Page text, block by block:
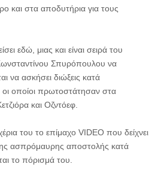
και στα αποδυτήρια για τους
εδώ, μιας και είναι σειρά του
Σπυρόπουλου να
να ασκήσει διώξεις κατά
οποίοι πρωτοστάτησαν στα
και Οζντόεφ.
του το επίμαχο VIDEO που δείχνει
ασπρόμαυρης αποστολής κατά
το πόρισμά του.